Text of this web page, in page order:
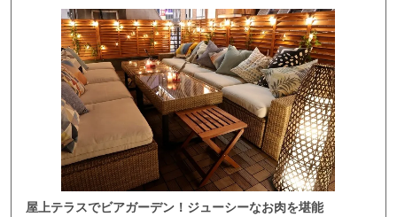
屋上テラスでビアガーデン！ジューシーなお肉を堪能